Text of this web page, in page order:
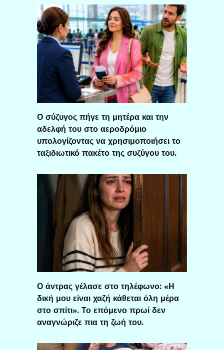
Ο σύζυγος πήγε τη μητέρα και την
αδελφή του στο αεροδρόμιο
υπολογίζοντας να χρησιμοποιήσει το
ταξιδιωτικό πακέτο της συζύγου του.
Ο άντρας γέλασε στο τηλέφωνο: «Η
δική μου είναι χαζή κάθεται όλη μέρα
στο σπίτι». Το επόμενο πρωί δεν
αναγνώριζε πια τη ζωή του.